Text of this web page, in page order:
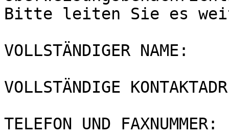
Bitte leiten Sie es
VOLLSTÄNDIGER NAME:
VOLLSTÄNDIGE
TELEFON UND FAXNUMMER: